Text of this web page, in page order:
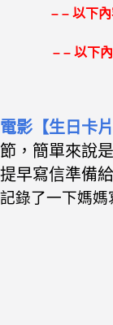
– – 以下
– – 以下
電影【生日卡
節，簡單來說
提早寫信準備
記錄了一下媽